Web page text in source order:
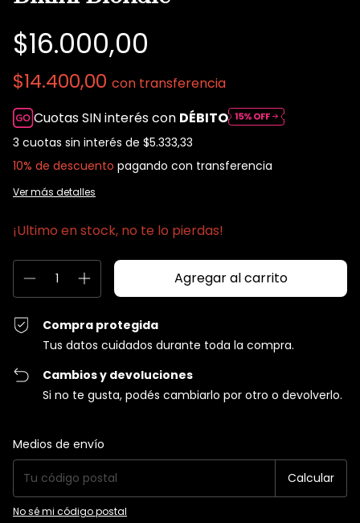
$16.000,00
$14.400,00 con transferencia
Cuotas SIN interés con DÉBITO
3 cuotas sin interés de $5.333,33
10% de descuento pagando con transferencia
Ver más detalles
¡Ultimo en stock, no te lo pierdas!
Compra protegida
Tus datos cuidados durante toda la compra.
Cambios y devoluciones
Si no te gusta, podés cambiarlo por otro o devolverlo.
Entregas para el CP:
Medios de envío
Calcular
No sé mi código postal